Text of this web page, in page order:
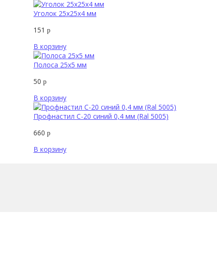
Уголок 25х25х4 мм
151 р
В корзину
Полоса 25х5 мм
50 р
В корзину
Профнастил С-20 синий 0,4 мм (Ral 5005)
660 р
В корзину